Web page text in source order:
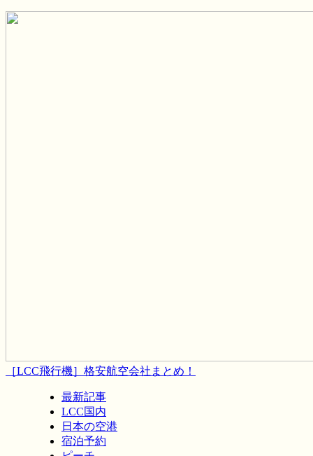
［LCC飛行機］格安航空会社まとめ！
最新記事
LCC国内
日本の空港
宿泊予約